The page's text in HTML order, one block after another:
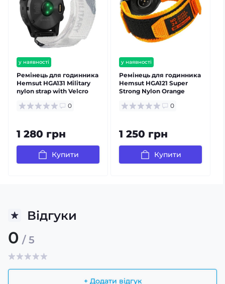
у наявності
Ремінець для годинника
Hemsut HGA131 Military
nylon strap with Velcro
mm
0
1 280 грн
Купити
у наявності
Ремінець для годинника
Hemsut HGA121 Super
Strong Nylon Orange
0
1 250 грн
Купити
Відгуки
0 / 5
+ Додати відгук